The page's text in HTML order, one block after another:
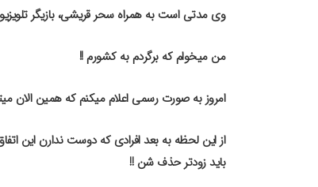
وی مدتی است به همراه سحر قریشی، بازیگر
من میخوام که برگردم به کشورم !!
امروز به صورت رسمی اعلام میکنم که همین الان
از این لحظه به بعد افرادی که دوست ندارن این
باید زودتر حذف شن !!